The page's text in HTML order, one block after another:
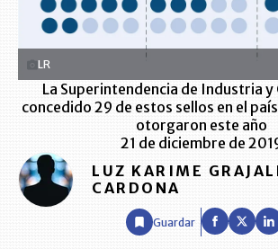
LR
La Superintendencia de Industria y
concedido 29 de estos sellos en el
otorgaron este año
21 de diciembre de
LUZ KARIME
CARDONA
Guardar